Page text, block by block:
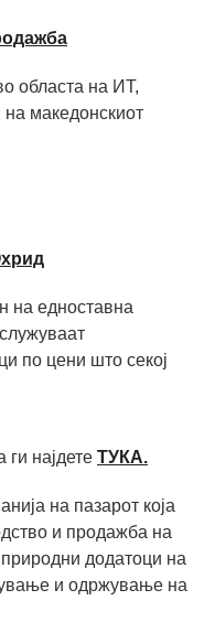
областа на ИТ,
на македонскиот
на едноставна
по цени што секој
ги најдете ТУКА.
на пазарот која
и продажба на
додатоци на
и одржување на